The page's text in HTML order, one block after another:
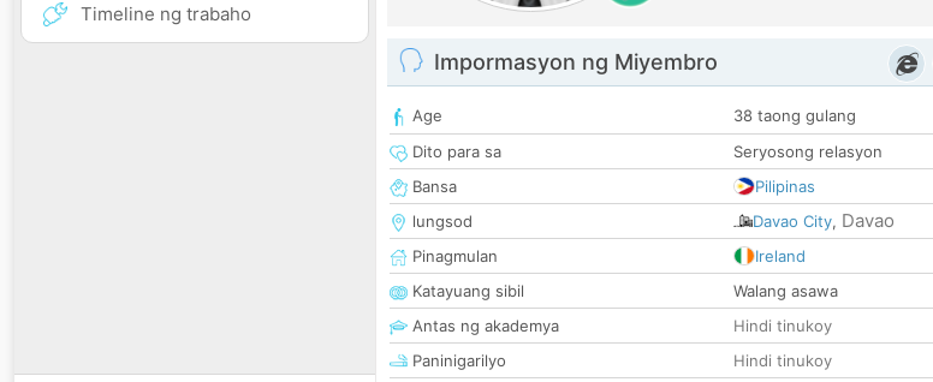
Timeline ng trabaho
Impormasyon ng Miyembro
Age
38 taong gulang
Dito para sa
Seryosong relasyon
Bansa
Pilipinas
lungsod
Davao City, Davao
Pinagmulan
Ireland
Katayuang sibil
Walang asawa
Antas ng akademya
Hindi tinukoy
Paninigarilyo
Hindi tinukoy